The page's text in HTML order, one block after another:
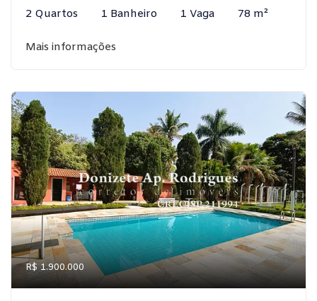
2 Quartos 1 Banheiro 1 Vaga 78 m²
Mais informações
R$ 1.900.000